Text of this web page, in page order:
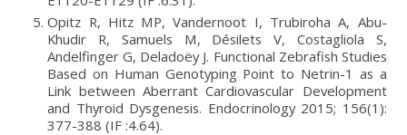
Opitz R, Hitz MP, Vandernoot I, Trubiroha A, Abu-
Khudir R, Samuels M, Désilets V, Costagliola S,
Andelfinger G, Deladoëy J. Functional Zebrafish Studies
Based on Human Genotyping Point to Netrin-1 as a
Link between Aberrant Cardiovascular Development
and Thyroid Dysgenesis. Endocrinology 2015; 156(1):
377-388 (IF :4.64).